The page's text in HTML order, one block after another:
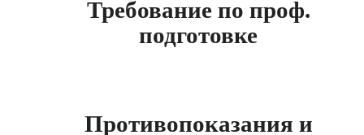
Требование по проф.
подготовке
Противопоказания и